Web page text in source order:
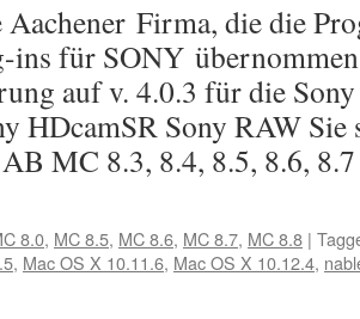
Aachener Firma, die die
für SONY
auf v. 4.0.3 für die
HDcamSR Sony RAW
AB MC 8.3, 8.4, 8.5, 8.6,
8.0, MC 8.5, MC 8.6, MC 8.7, MC 8.8 |
, Mac OS X 10.11.6, Mac OS X 10.12.4,